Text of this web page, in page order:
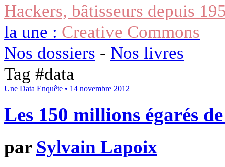
Hackers, bâtisseurs depuis
la une : Creative Commons
Nos dossiers - Nos livres
Tag #data
Une Data Enquête • 14 novembre 2012
Les 150 millions égarés
par Sylvain Lapoix